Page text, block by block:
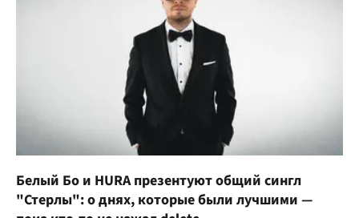
Белый Бо и HURA презентуют общий сингл
"Стерлы": о днях, которые были лучшими —